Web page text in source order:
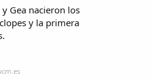
Gea nacieron los
y la primera